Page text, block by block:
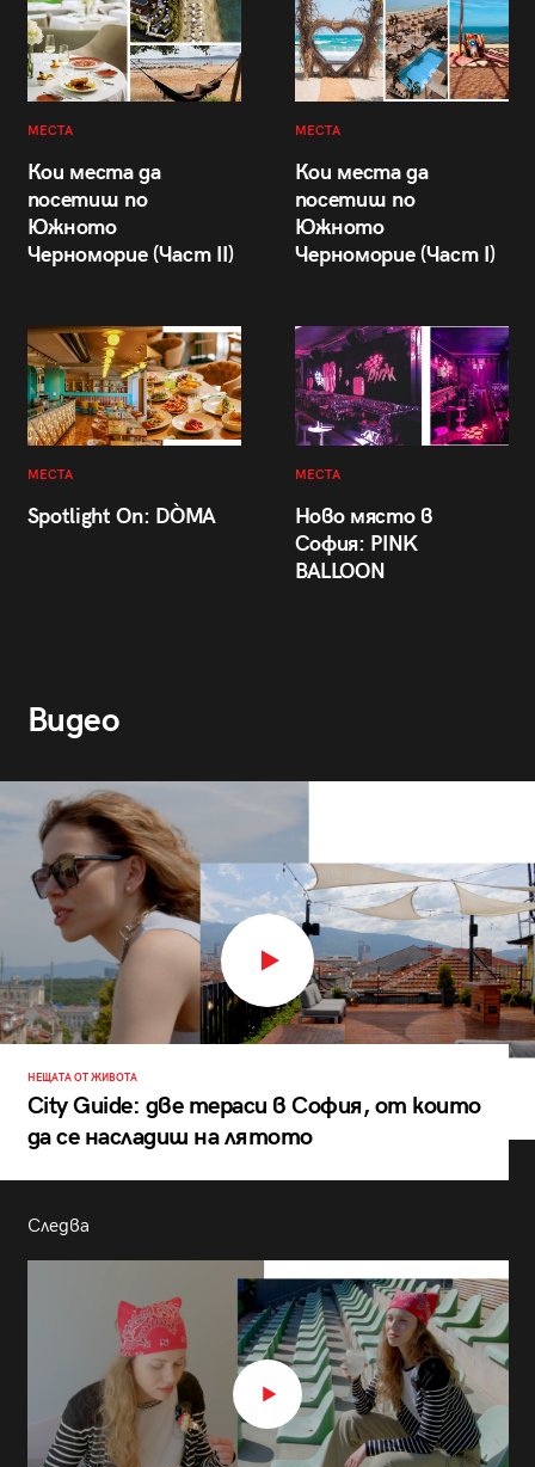
МЕСТА
Кои места да
посетиш по
Южното
Черноморие (Част II)
МЕСТА
Кои места да
посетиш по
Южното
Черноморие (Част I)
МЕСТА
Spotlight On: DÒMA
МЕСТА
Ново място в
София: PINK
BALLOON
Видео
НЕЩАТА ОТ ЖИВОТА
City Guide: две тераси в София, от които
да се насладиш на лятото
Следва